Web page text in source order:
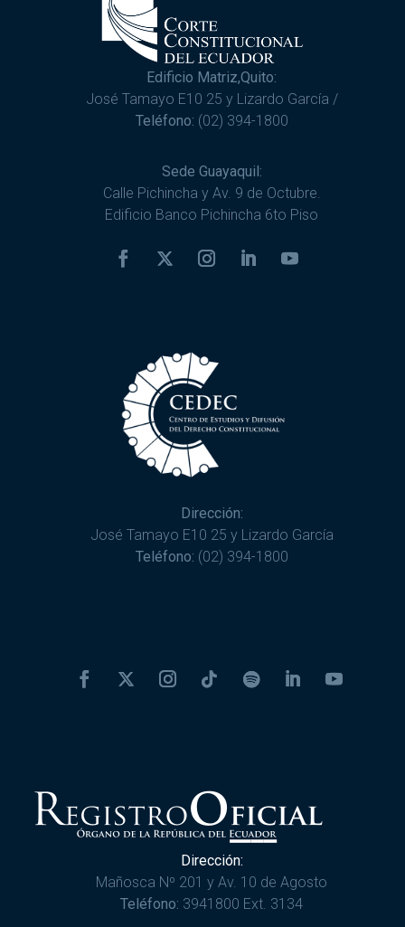
Edificio Matriz,Quito:
José Tamayo E10 25 y Lizardo García /
Teléfono: (02) 394-1800
Sede Guayaquil:
Calle Pichincha y Av. 9 de Octubre.
Edificio Banco Pichincha 6to Piso
Dirección:
José Tamayo E10 25 y Lizardo García
Teléfono: (02) 394-1800
Dirección:
Mañosca Nº 201 y Av. 10 de Agosto
Teléfono: 3941800 Ext. 3134